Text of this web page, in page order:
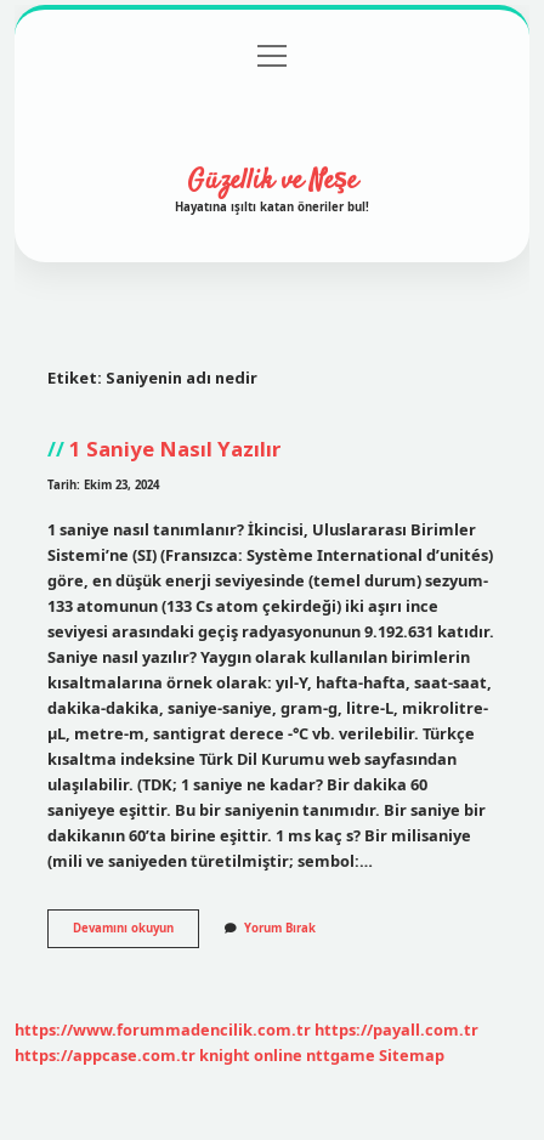
Gizlilik Politikası
menüyü
aç
Güzellik ve Neşe
Hayatına ışıltı katan öneriler bul!
Etiket: Saniyenin adı nedir
1 Saniye Nasıl Yazılır
Tarih: Ekim 23, 2024
1 saniye nasıl tanımlanır? İkincisi, Uluslararası Birimler
Sistemi’ne (SI) (Fransızca: Système International d’unités)
göre, en düşük enerji seviyesinde (temel durum) sezyum-
133 atomunun (133 Cs atom çekirdeği) iki aşırı ince
seviyesi arasındaki geçiş radyasyonunun 9.192.631 katıdır.
Saniye nasıl yazılır? Yaygın olarak kullanılan birimlerin
kısaltmalarına örnek olarak: yıl-Y, hafta-hafta, saat-saat,
dakika-dakika, saniye-saniye, gram-g, litre-L, mikrolitre-
µL, metre-m, santigrat derece -°C vb. verilebilir. Türkçe
kısaltma indeksine Türk Dil Kurumu web sayfasından
ulaşılabilir. (TDK; 1 saniye ne kadar? Bir dakika 60
saniyeye eşittir. Bu bir saniyenin tanımıdır. Bir saniye bir
dakikanın 60’ta birine eşittir. 1 ms kaç s? Bir milisaniye
(mili ve saniyeden türetilmiştir; sembol:…
Devamını okuyun1
Saniye
Yorum Bırak
https://www.forummadencilik.com.tr https://payall.com.tr
https://appcase.com.tr knight online nttgame Sitemap